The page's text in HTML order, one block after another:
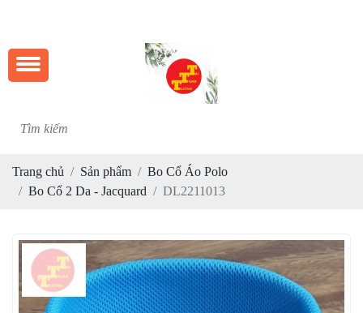
Trang chủ Sản phẩm
Bo Cổ Áo Polo
Bo Cổ 2 Da - Jacquard
DL2211013